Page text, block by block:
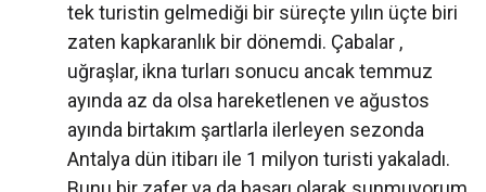
tek turistin gelmediği bir süreçte yılın üçte biri
zaten kapkaranlık bir dönemdi. Çabalar ,
uğraşlar, ikna turları sonucu ancak temmuz
ayında az da olsa hareketlenen ve ağustos
ayında birtakım şartlarla ilerleyen sezonda
Antalya dün itibarı ile 1 milyon turisti yakaladı.